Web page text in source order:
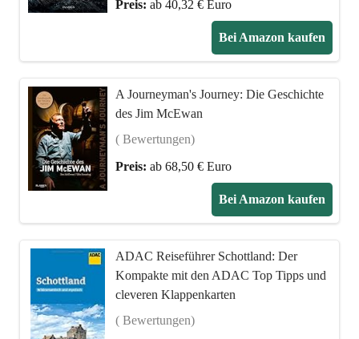
Preis: ab 40,32 € Euro
Bei Amazon kaufen
A Journeyman's Journey: Die Geschichte
des Jim McEwan
( Bewertungen)
Preis: ab 68,50 € Euro
Bei Amazon kaufen
ADAC Reiseführer Schottland: Der
Kompakte mit den ADAC Top Tipps und
cleveren Klappenkarten
( Bewertungen)